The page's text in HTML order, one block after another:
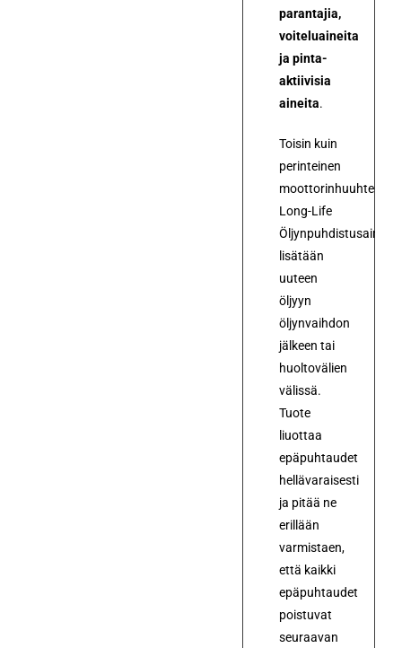
parantajia,
voiteluaineita
ja pinta-
aktiivisia
aineita.
Toisin kuin
perinteinen
moottorinhuuhtelu,
Long-Life
Öljynpuhdistusaine
lisätään
uuteen
öljyyn
öljynvaihdon
jälkeen tai
huoltovälien
välissä.
Tuote
liuottaa
epäpuhtaudet
hellävaraisesti
ja pitää ne
erillään
varmistaen,
että kaikki
epäpuhtaudet
poistuvat
seuraavan